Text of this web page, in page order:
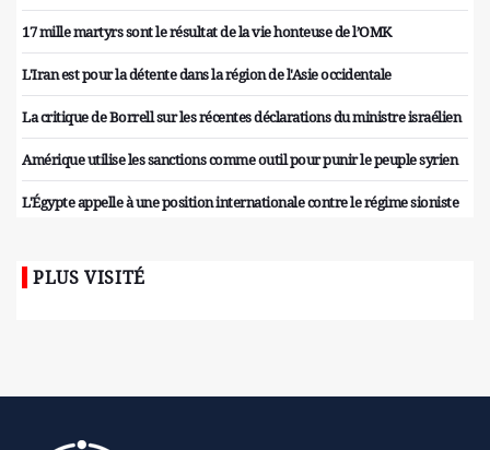
17 mille martyrs sont le résultat de la vie honteuse de l’OMK
L'Iran est pour la détente dans la région de l'Asie occidentale
La critique de Borrell sur les récentes déclarations du ministre israélien
Amérique utilise les sanctions comme outil pour punir le peuple syrien
L'Égypte appelle à une position internationale contre le régime sioniste
PLUS VISITÉ